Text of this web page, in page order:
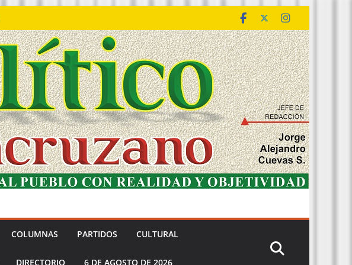
COLUMNAS PARTIDOS CULTURAL
DIRECTORIO 6 DE AGOSTO DE 2026